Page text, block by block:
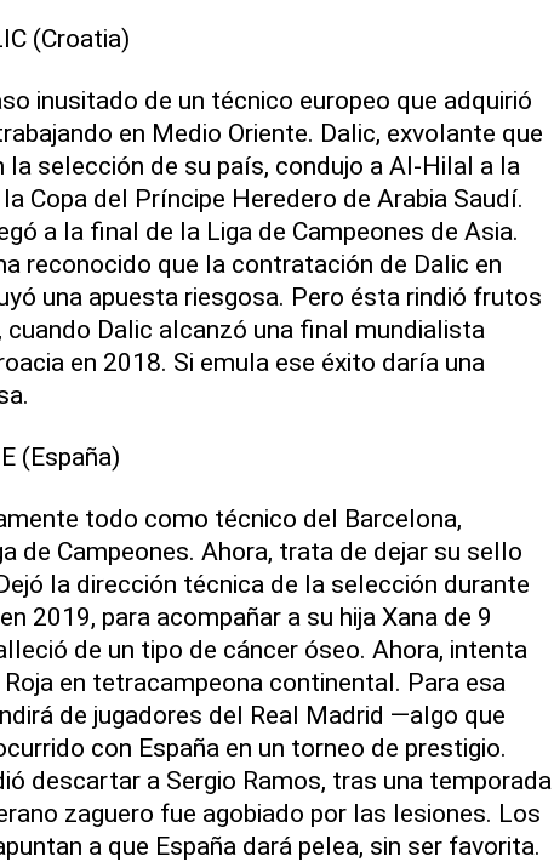
(Croatia)
inusitado de un técnico europeo que adquirió
en Medio Oriente. Dalic, exvolante que
la selección de su país, condujo a Al-Hilal a la
Copa del Príncipe Heredero de Arabia Saudí.
a la final de la Liga de Campeones de Asia.
reconocido que la contratación de Dalic en
una apuesta riesgosa. Pero ésta rindió frutos
cuando Dalic alcanzó una final mundialista
en 2018. Si emula ese éxito daría una
(España)
todo como técnico del Barcelona,
de Campeones. Ahora, trata de dejar su sello
la dirección técnica de la selección durante
2019, para acompañar a su hija Xana de 9
de un tipo de cáncer óseo. Ahora, intenta
en tetracampeona continental. Para esa
de jugadores del Real Madrid —algo que
con España en un torneo de prestigio.
descartar a Sergio Ramos, tras una temporada
zaguero fue agobiado por las lesiones. Los
a que España dará pelea, sin ser favorita.